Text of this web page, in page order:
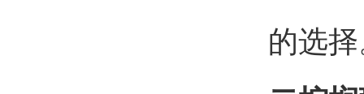
的选